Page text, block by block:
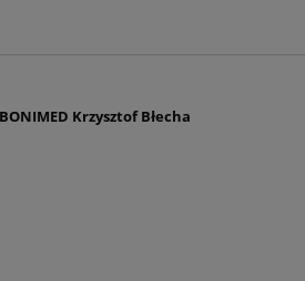
Krzysztof Błecha